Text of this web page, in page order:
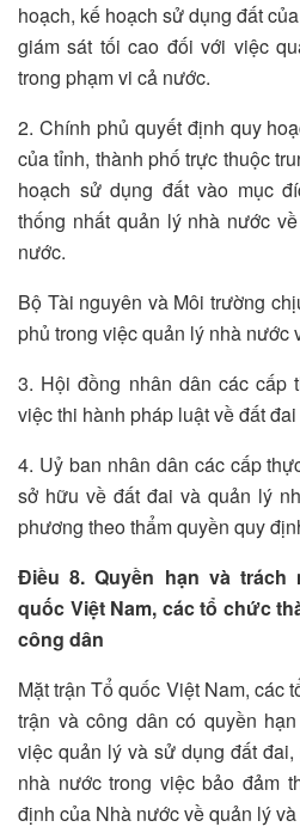
hoạch, kế hoạch sử dụng đất
giám sát tối cao đối với việc
trong phạm vi cả nước.
2. Chính phủ quyết định quy
của tỉnh, thành phố trực thuộc
hoạch sử dụng đất vào mục
thống nhất quản lý nhà nước
nước.
Bộ Tài nguyên và Môi trường
phủ trong việc quản lý nhà nước
3. Hội đồng nhân dân các cấp
việc thi hành pháp luật về đất
4. Uỷ ban nhân dân các cấp
sở hữu về đất đai và quản lý
phương theo thẩm quyền quy
Điều 8. Quyền hạn và trách
quốc Việt Nam, các tổ chức
công dân
Mặt trận Tổ quốc Việt Nam, các
trận và công dân có quyền
việc quản lý và sử dụng đất
nhà nước trong việc bảo đảm
định của Nhà nước về quản lý